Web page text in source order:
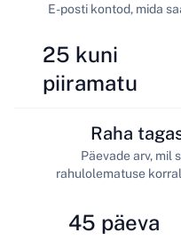
25 kuni
piiramatu
E-posti kontod, mida
45 päeva
Raha
Päevade arv, mil
rahulolematuse